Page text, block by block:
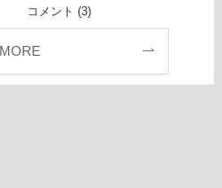
コメント (3)
MORE